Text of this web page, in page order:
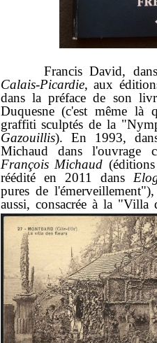
Francis David, dans
Calais-Picardie, aux
dans la préface de son
Duquesne (c'est même là
graffiti sculptés de la
Gazouillis). En 1993,
Michaud dans l'ouvrage
François Michaud
réédité en 2011 dans
pures de
aussi, consacrée à la